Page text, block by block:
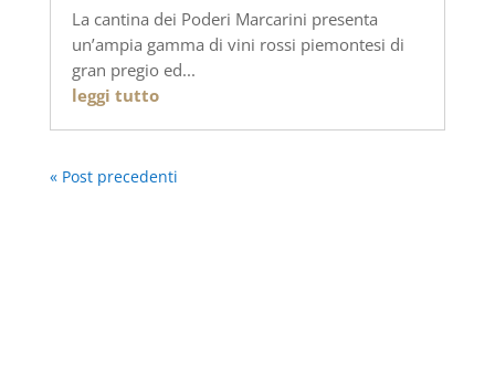
La cantina dei Poderi Marcarini presenta
un’ampia gamma di vini rossi piemontesi di
gran pregio ed...
leggi tutto
« Post precedenti